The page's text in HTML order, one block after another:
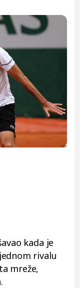
kada je
rivalu
mreže,